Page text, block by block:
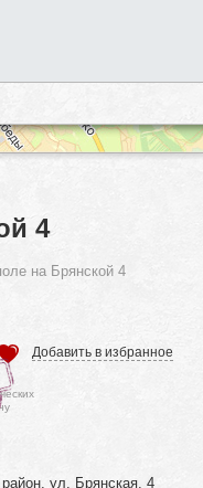
4
на Брянской 4
Добавить в избранное
ул. Брянская, 4